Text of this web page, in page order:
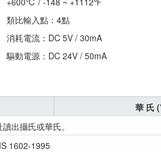
類比輸入點：4點
消耗電流：DC 5V / 30mA
驅動電源：DC 24V / 50mA
華 氏
出攝氏或華氏。
1602-1995